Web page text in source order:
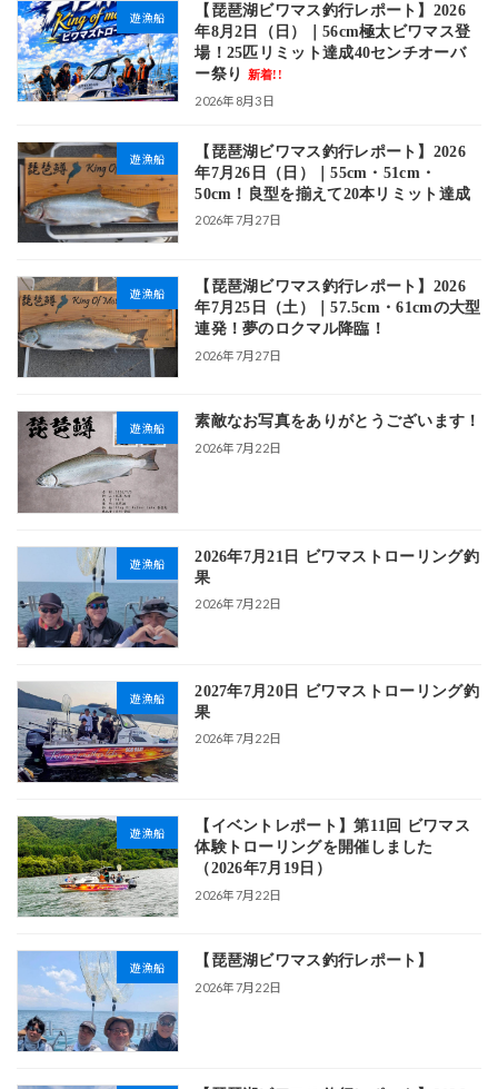
遊漁船
【琵琶湖ビワマス釣行レポート】2026
年8月2日（日）｜56cm極太ビワマス登
場！25匹リミット達成40センチオーバ
ー祭り
新着!!
2026年8月3日
遊漁船
【琵琶湖ビワマス釣行レポート】2026
年7月26日（日）｜55cm・51cm・
50cm！良型を揃えて20本リミット達成
2026年7月27日
遊漁船
【琵琶湖ビワマス釣行レポート】2026
年7月25日（土）｜57.5cm・61cmの大型
連発！夢のロクマル降臨！
2026年7月27日
遊漁船 素敵なお写真をありがとうございます！
2026年7月22日
遊漁船
2026年7月21日 ビワマストローリング釣
果
2026年7月22日
遊漁船
2027年7月20日 ビワマストローリング釣
果
2026年7月22日
遊漁船
【イベントレポート】第11回 ビワマス
体験トローリングを開催しました
（2026年7月19日）
2026年7月22日
遊漁船 【琵琶湖ビワマス釣行レポート】
2026年7月22日